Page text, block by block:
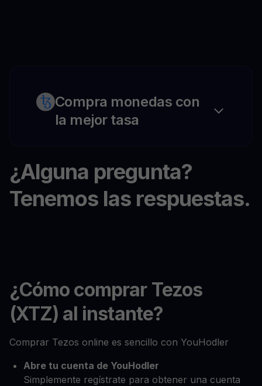
Compra monedas con
la mejor tasa
¿Alguna pregunta?
Tenemos las respuestas.
¿Cómo comprar Tezos
(XTZ) al instante?
Comprar Tezos online es sencillo con YouHodler
Abre tu cuenta de YouHodler
Simplemente regístrate para obtener una cuenta